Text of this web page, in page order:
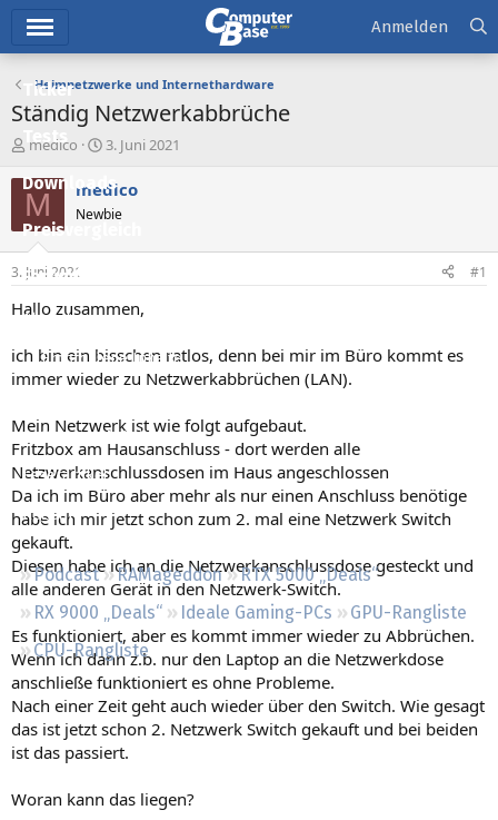
Ticker
Tests
Downloads
Preisvergleich
Forum
Aktuelles
Empfohlene Inhalte
Neueste Aktivitäten
Leserartikel
Regeln
Podcast RAMageddon
RTX 5000 „Deals“
RX 9000 „Deals“
Ideale Gaming-PCs
GPU-Rangliste
CPU-Rangliste
Anmelden
Heimnetzwerke und Internethardware
Ständig Netzwerkabbrüche
E
s
t
e
e
r
medico
E
s
t
e
t
a
3. Juni 2021
M medico
Newbie
3. Juni 2021 #1
Hallo zusammen,
ich bin ein bisschen ratlos, denn bei mir im Büro kommt es
immer wieder zu Netzwerkabbrüchen (LAN).
Mein Netzwerk ist wie folgt aufgebaut.
Fritzbox am Hausanschluss - dort werden alle
Netzwerkanschlussdosen im Haus angeschlossen
Da ich im Büro aber mehr als nur einen Anschluss benötige
habe ich mir jetzt schon zum 2. mal eine Netzwerk Switch
gekauft.
Diesen habe ich an die Netzwerkanschlussdose gesteckt und
alle anderen Gerät in den Netzwerk-Switch.
Es funktioniert, aber es kommt immer wieder zu Abbrüchen.
Wenn ich dann z.b. nur den Laptop an die Netzwerkdose
anschließe funktioniert es ohne Probleme.
Nach einer Zeit geht auch wieder über den Switch. Wie gesagt
das ist jetzt schon 2. Netzwerk Switch gekauft und bei beiden
ist das passiert.
Woran kann das liegen?